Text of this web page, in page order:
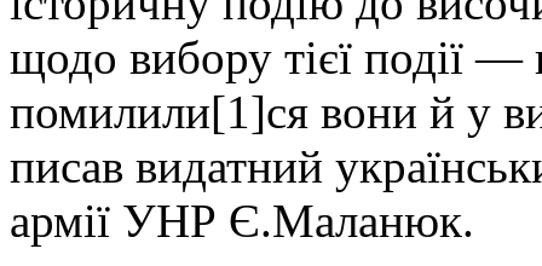
щодо вибору тієї події
помилили[1]ся вони й у
писав видатний
армії УНР Є.Маланюк.